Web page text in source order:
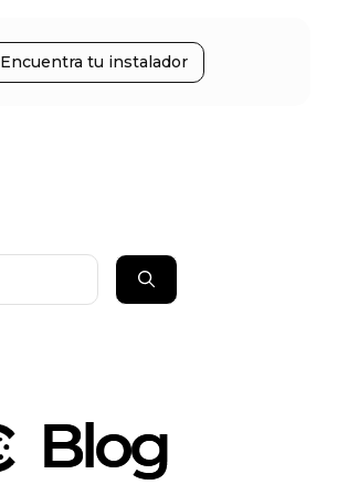
Encuentra tu instalador